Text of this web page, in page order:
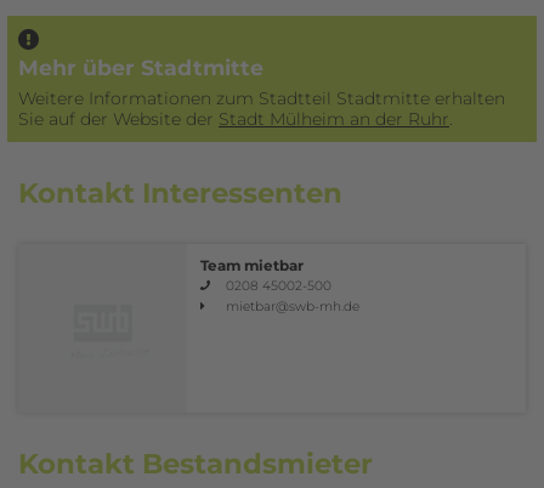
Mehr über Stadtmitte
Weitere Informationen zum Stadtteil Stadtmitte erhalten
Sie auf der Website der Stadt Mülheim an der Ruhr
Kontakt Interessenten
Team mietbar
0208 45002-500
mietbar@swb-mh.de
Kontakt Bestands­mieter